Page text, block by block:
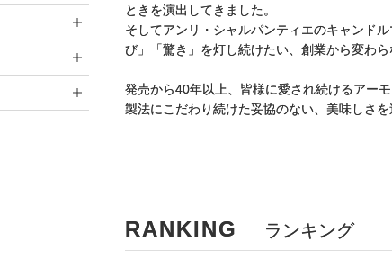
ときを演出してきました。
そしてアンリ・シャルパンティエのキャンド
び」「驚き」を灯し続けたい、創業から変わら
発売から40年以上、皆様に愛され続けるアー
製法にこだわり続けた妥協のない、美味しさを
RANKING ランキング